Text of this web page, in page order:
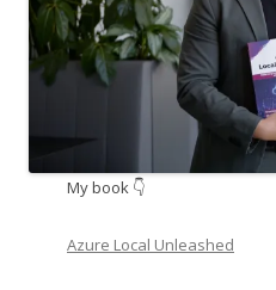
My book 👇
Azure Local Unleashed